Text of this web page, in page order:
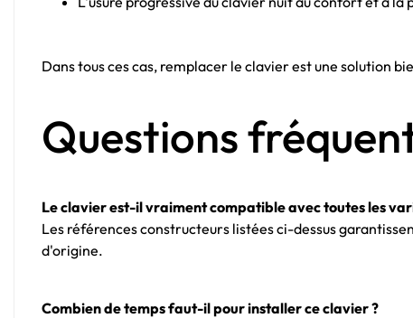
Dans tous ces cas, remplacer le clavier est une solution
Questions
Le clavier est-il vraiment compatible avec toutes les
Les références constructeurs listées ci-dessus
d'origine.
Combien de temps faut-il pour installer ce clavier ?